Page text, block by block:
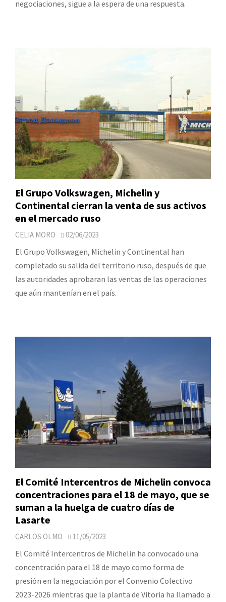
negociaciones, sigue a la espera de una respuesta.
El Grupo Volkswagen, Michelin y
Continental cierran la venta de sus activos
en el mercado ruso
CELIA MORO 02/06/2023
El Grupo Volkswagen, Michelin y Continental han
completado su salida del territorio ruso, después de que
las autoridades aprobaran las ventas de las operaciones
que aún mantenían en el país.
El Comité Intercentros de Michelin convoca
concentraciones para el 18 de mayo, que se
suman a la huelga de cuatro días de
Lasarte
CARLOS OLMO 11/05/2023
El Comité Intercentros de Michelin ha convocado una
concentración para el 18 de mayo como forma de
presión en la negociación por el Convenio Colectivo
2023-2026 mientras que la planta de Vitoria ha llamado a